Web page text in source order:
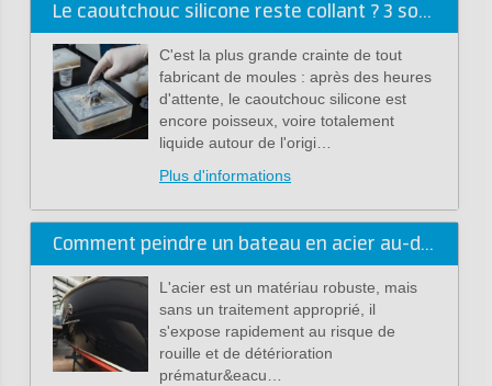
Le caoutchouc silicone reste collant ? 3 solutions.
C'est la plus grande crainte de tout
fabricant de moules : après des heures
d'attente, le caoutchouc silicone est
encore poisseux, voire totalement
liquide autour de l'origi…
Plus d'informations
Comment peindre un bateau en acier au-dessus et sous la ligne de flottaison
L'acier est un matériau robuste, mais
sans un traitement approprié, il
s'expose rapidement au risque de
rouille et de détérioration
prématur&eacu…